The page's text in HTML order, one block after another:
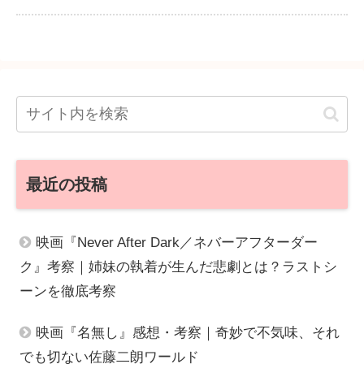
最近の投稿
映画『Never After Dark／ネバーアフターダー
ク』考察｜姉妹の執着が生んだ悲劇とは？ラストシ
ーンを徹底考察
映画『名無し』感想・考察｜奇妙で不気味、それ
でも切ない佐藤二朗ワールド